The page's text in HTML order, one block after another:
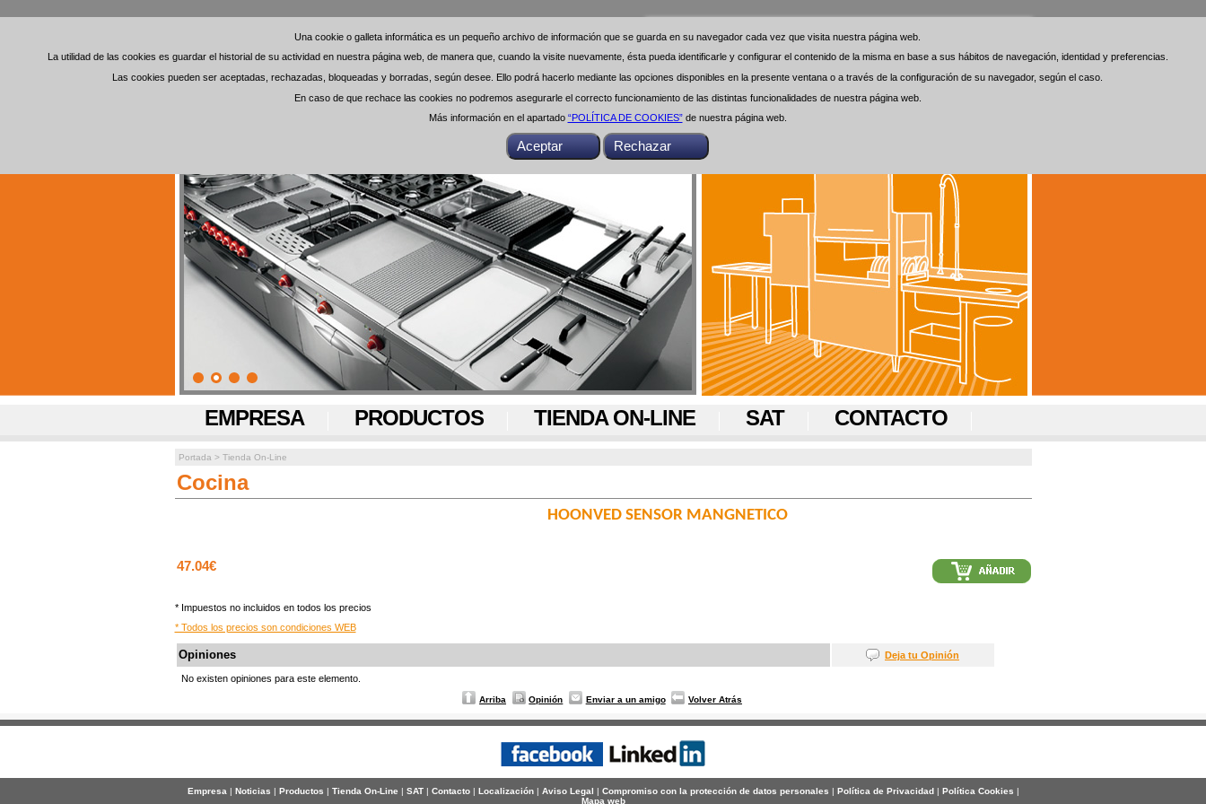
Una cookie o galleta informática es un pequeño archivo de información que se guarda en su navegador cada vez que visita nuestra página web.
La utilidad de las cookies es guardar el historial de su actividad en nuestra página web, de manera que, cuando la visite nuevamente, ésta pueda identificarle y configurar el contenido de la misma en base a sus hábitos de navegación, identidad y preferencias.
Las cookies pueden ser aceptadas, rechazadas, bloqueadas y borradas, según desee. Ello podrá hacerlo mediante las opciones disponibles en la presente ventana o a través de la configuración de su navegador, según el caso.
En caso de que rechace las cookies no podremos asegurarle el correcto funcionamiento de las distintas funcionalidades de nuestra página web.
Más información en el apartado “POLÍTICA DE COOKIES”de nuestra página web.
Una cookie o galleta informática es un pequeño archivo de información que se guarda en su navegador cada vez que visita nuestra página web.
La utilidad de las cookies es guardar el historial de su actividad en nuestra página web, de manera que, cuando la visite nuevamente, ésta pueda identificarle y configurar el contenido de la misma en base a sus hábitos de navegación, identidad y preferencias.
Las cookies pueden ser aceptadas, rechazadas, bloqueadas y borradas, según desee. Ello podrá hacerlo mediante las opciones disponibles en la presente ventana o a través de la configuración de su navegador, según el caso.
En caso de que rechace las cookies no podremos asegurarle el correcto funcionamiento de las distintas funcionalidades de nuestra página web.
Más información en el apartado “POLÍTICA DE COOKIES”de nuestra página web.
Buscar
EMPRESA PRODUCTOS TIENDA ON-LINE SAT CONTACTO
Portada > Tienda On-Line
Cocina
HOONVED SENSOR MANGNETICO
47.04€
* Impuestos no incluidos en todos los precios
* Todos los precios son condiciones WEB
Opiniones Deja tu Opinión
No existen opiniones para este elemento.
Arriba Opinión Enviar a un amigo Volver Atrás
Empresa| Noticias | Productos | Tienda On-Line | SAT| Contacto| Localización| Aviso Legal | Compromiso con la protección de datos personales | Política de Privacidad| Política Cookies |
Mapa web